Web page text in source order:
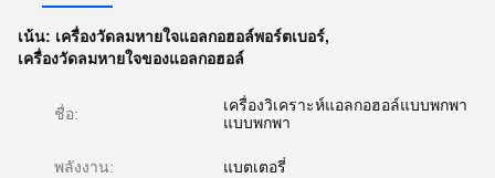
เน้น: เครื่องวัดลมหายใจแอลกอฮอล์พอร์ตเบอร์,
เครื่องวัดลมหายใจของแอลกอฮอล์
ชื่อ:
เครื่องวิเคราะห์แอลกอฮอล์แบบพกพา
แบบพกพา
พลังงาน: แบตเตอรี่